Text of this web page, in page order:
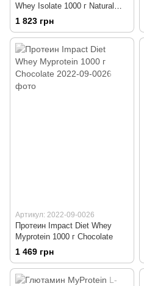
Whey Isolate 1000 г Natural
Chocolate
1 823 грн
Артикул: 2022-09-0026
Протеин Impact Diet Whey
Myprotein 1000 г Chocolate
1 469 грн